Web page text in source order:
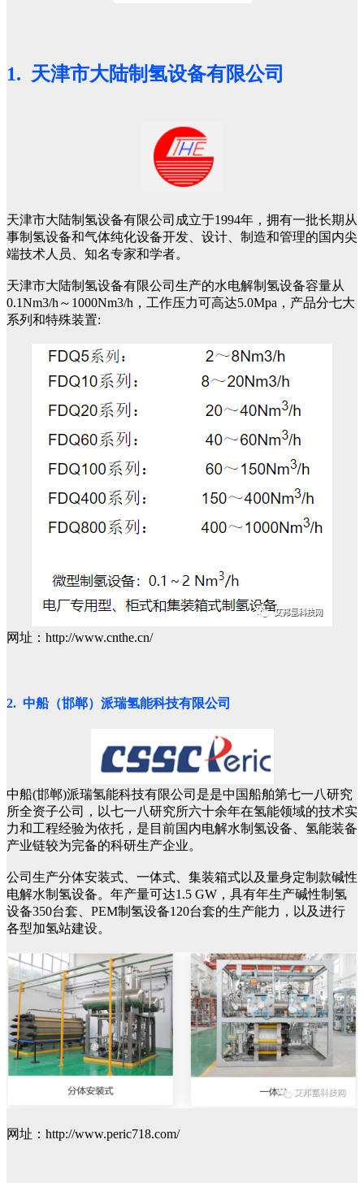
1. 天津市大陆制氢设备有限公司
天津市大陆制氢设备有限公司成立于1994年，拥有一批长期从
事制氢设备和气体纯化设备开发、设计、制造和管理的国内尖
端技术人员、知名专家和学者。
天津市大陆制氢设备有限公司生产的水电解制氢设备容量从
0.1Nm3/h～1000Nm3/h，工作压力可高达5.0Mpa，产品分七大
系列和特殊装置:
网址：http://www.cnthe.cn/
2. 中船（邯郸）派瑞氢能科技有限公司
中船(邯郸)派瑞氢能科技有限公司是是中国船舶第七一八研究
所全资子公司，以七一八研究所六十余年在氢能领域的技术实
力和工程经验为依托，是目前国内电解水制氢设备、氢能装备
产业链较为完备的科研生产企业。
公司生产分体安装式、一体式、集装箱式以及量身定制款碱性
电解水制氢设备。年产量可达1.5 GW，具有年生产碱性制氢
设备350台套、PEM制氢设备120台套的生产能力，以及进行
各型加氢站建设。
网址：http://www.peric718.com/